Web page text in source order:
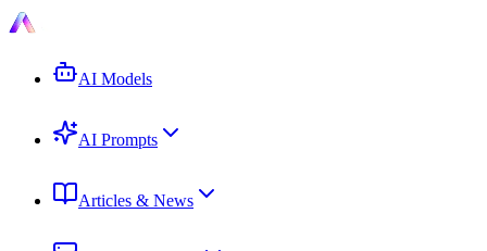
AI Models
AI Prompts
Articles & News